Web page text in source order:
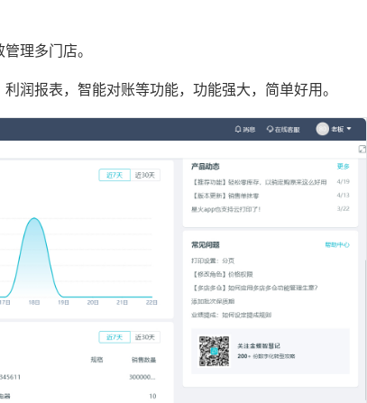
理多门店。
润报表，智能对账等功能，功能强大，简单好用。